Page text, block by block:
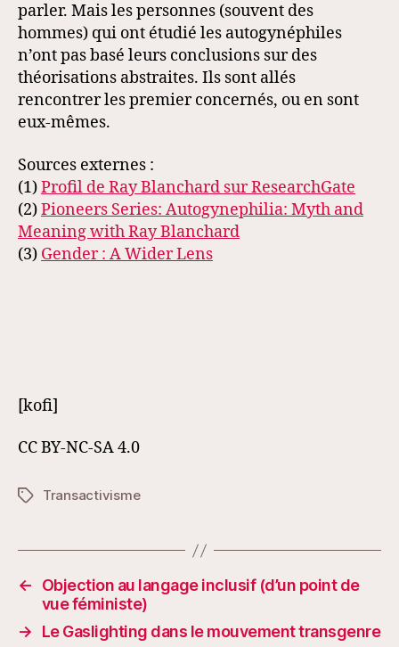
parler. Mais les personnes (souvent des
hommes) qui ont étudié les autogynéphiles
n’ont pas basé leurs conclusions sur des
théorisations abstraites. Ils sont allés
rencontrer les premier concernés, ou en sont
eux-mêmes.
Sources externes :
(1)Profil de Ray Blanchard sur ResearchGate
(2)Pioneers Series: Autogynephilia: Myth and
Meaning with Ray Blanchard
(3) Gender : A Wider Lens
[kofi]
CC BY-NC-SA 4.0
Étiquettes
Transactivisme
←
Objection au langage inclusif (d’un point de
vue féministe)
→
Le Gaslighting dans le mouvement transgenre